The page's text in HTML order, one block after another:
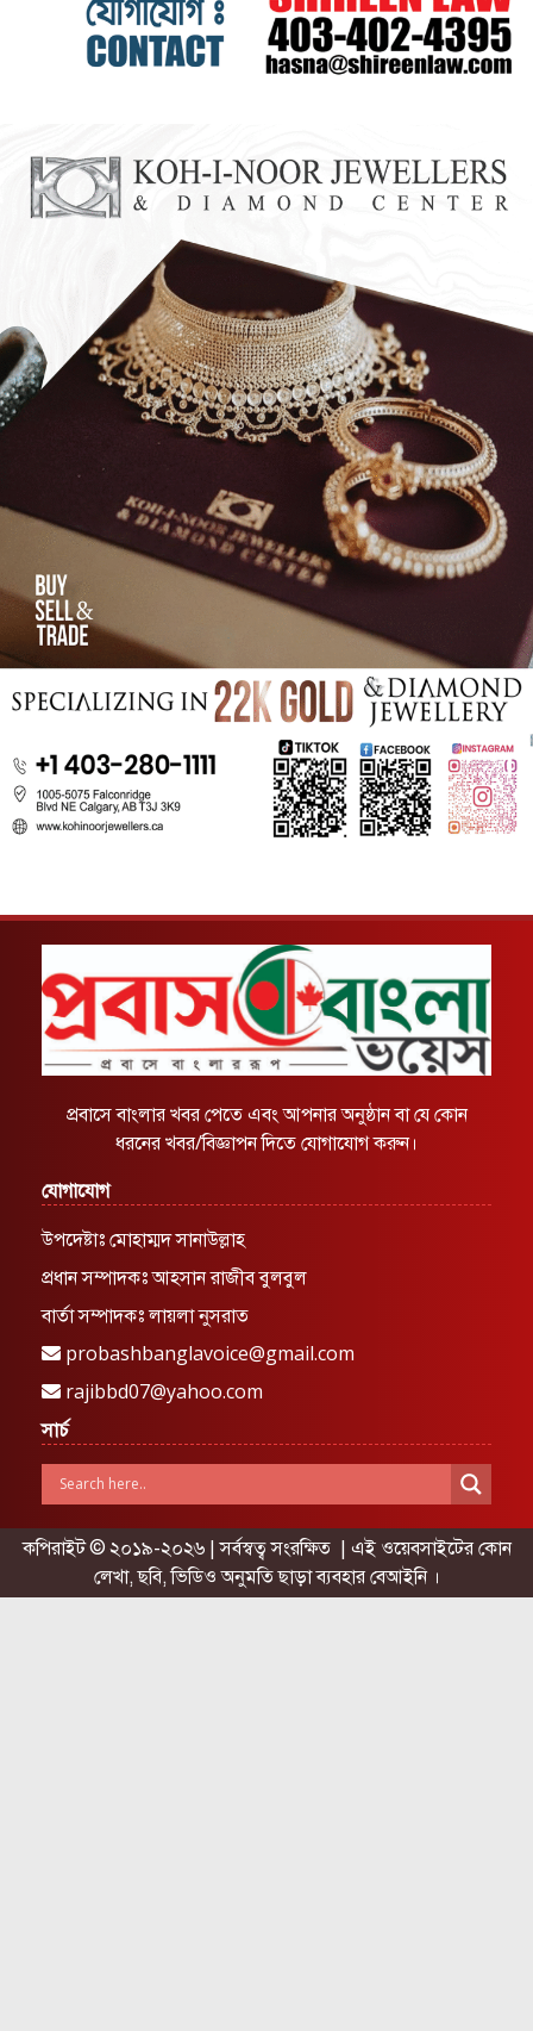
প্রবাসে বাংলার খবর পেতে এবং আপনার অনুষ্ঠান বা যে কোন
ধরনের খবর/বিজ্ঞাপন দিতে যোগাযোগ করুন।
যোগাযোগ
উপদেষ্টাঃ মোহাম্মদ সানাউল্লাহ
প্রধান সম্পাদকঃ আহসান রাজীব বুলবুল
বার্তা সম্পাদকঃ লায়লা নুসরাত
probashbanglavoice@gmail.com
rajibbd07@yahoo.com
সার্চ
কপিরাইট © ২০১৯-২০২৬ | সর্বস্বত্ব সংরক্ষিত | এই ওয়েবসাইটের কোন
লেখা, ছবি, ভিডিও অনুমতি ছাড়া ব্যবহার বেআইনি ।